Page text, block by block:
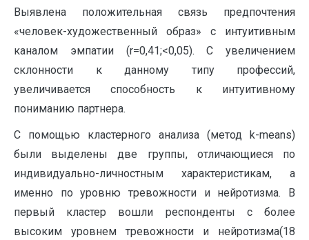
Выявлена положительная связь предпочтения
«человек-художественный образ» с интуитивным
каналом эмпатии (r=0,41;<0,05). С увеличением
склонности к данному типу профессий,
увеличивается способность к интуитивному
пониманию партнера.
С помощью кластерного анализа (метод k-means)
были выделены две группы, отличающиеся по
индивидуально-личностным характеристикам, а
именно по уровню тревожности и нейротизма. В
первый кластер вошли респонденты с более
высоким уровнем тревожности и нейротизма(18